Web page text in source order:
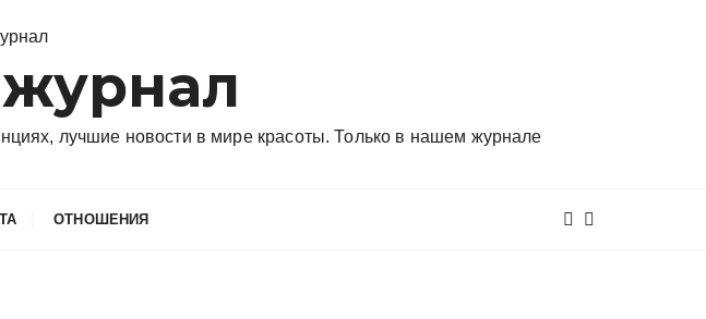
лучшие новости в мире красоты. Только в нашем журнале
ОТНОШЕНИЯ